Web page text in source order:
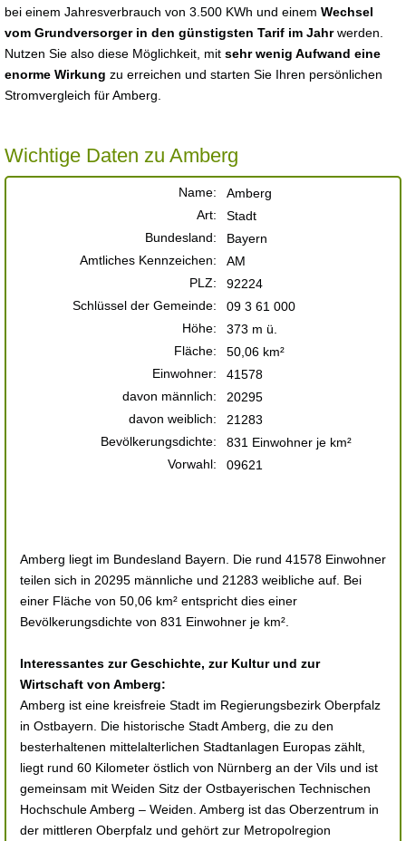
bei einem Jahresverbrauch von 3.500 KWh und einem Wechsel
vom Grundversorger in den günstigsten Tarif im Jahrwerden.
Nutzen Sie also diese Möglichkeit, mit sehr wenig Aufwand eine
enorme Wirkung zu erreichen und starten Sie Ihren persönlichen
Stromvergleich für Amberg.
Wichtige Daten zu Amberg
Name:
Amberg
Art:
Stadt
Bundesland:
Bayern
Amtliches Kennzeichen:
AM
PLZ:
92224
Schlüssel der Gemeinde:
09 3 61 000
Höhe:
373 m ü.
Fläche:
50,06 km²
Einwohner:
41578
davon männlich:
20295
davon weiblich:
21283
Bevölkerungsdichte:
831 Einwohner je km²
Vorwahl:
09621
Amberg liegt im Bundesland Bayern. Die rund 41578 Einwohner
teilen sich in 20295 männliche und 21283 weibliche auf. Bei
einer Fläche von 50,06 km² entspricht dies einer
Bevölkerungsdichte von 831 Einwohner je km².
Interessantes zur Geschichte, zur Kultur und zur
Wirtschaft von Amberg:
Amberg ist eine kreisfreie Stadt im Regierungsbezirk Oberpfalz
in Ostbayern. Die historische Stadt Amberg, die zu den
besterhaltenen mittelalterlichen Stadtanlagen Europas zählt,
liegt rund 60 Kilometer östlich von Nürnberg an der Vils und ist
gemeinsam mit Weiden Sitz der Ostbayerischen Technischen
Hochschule Amberg – Weiden. Amberg ist das Oberzentrum in
der mittleren Oberpfalz und gehört zur Metropolregion